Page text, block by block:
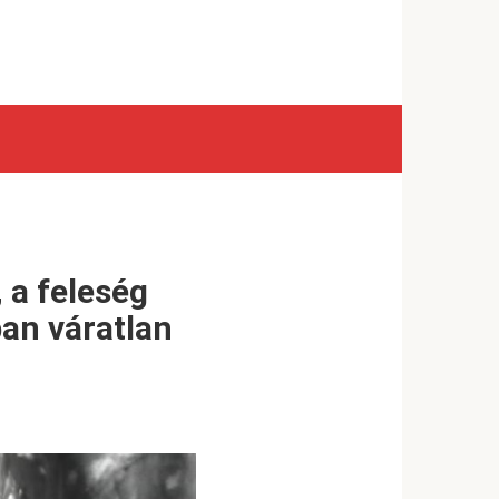
feleség
váratlan